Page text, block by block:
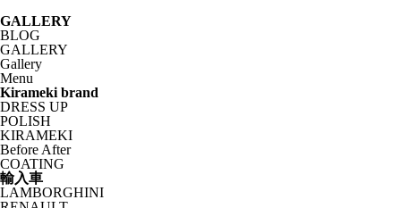
GALLERY
BLOG
GALLERY
Gallery
Menu
Kirameki brand
DRESS UP
POLISH
KIRAMEKI
Before After
COATING
輸入車
LAMBORGHINI